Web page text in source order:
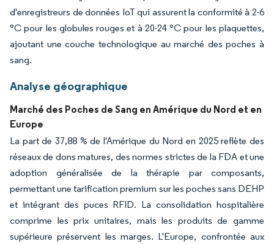
d'enregistreurs de données IoT qui assurent la conformité à 2-6
°C pour les globules rouges et à 20-24 °C pour les plaquettes,
ajoutant une couche technologique au marché des poches à
sang.
Analyse géographique
Marché des Poches de Sang en Amérique du Nord et en
Europe
La part de 37,88 % de l'Amérique du Nord en 2025 reflète des
réseaux de dons matures, des normes strictes de la FDA et une
adoption généralisée de la thérapie par composants,
permettant une tarification premium sur les poches sans DEHP
et intégrant des puces RFID. La consolidation hospitalière
comprime les prix unitaires, mais les produits de gamme
supérieure préservent les marges. L'Europe, confrontée aux